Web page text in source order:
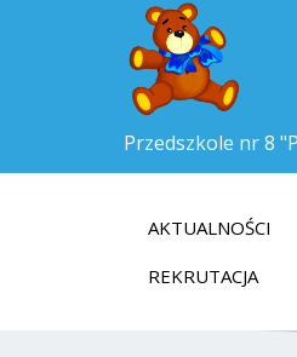
Przedszkole nr 8
AKTUALNOŚCI
REKRUTACJA